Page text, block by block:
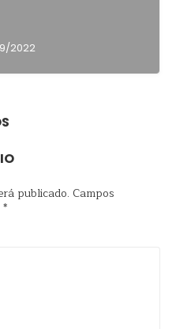
2022
publicado. Campos
*